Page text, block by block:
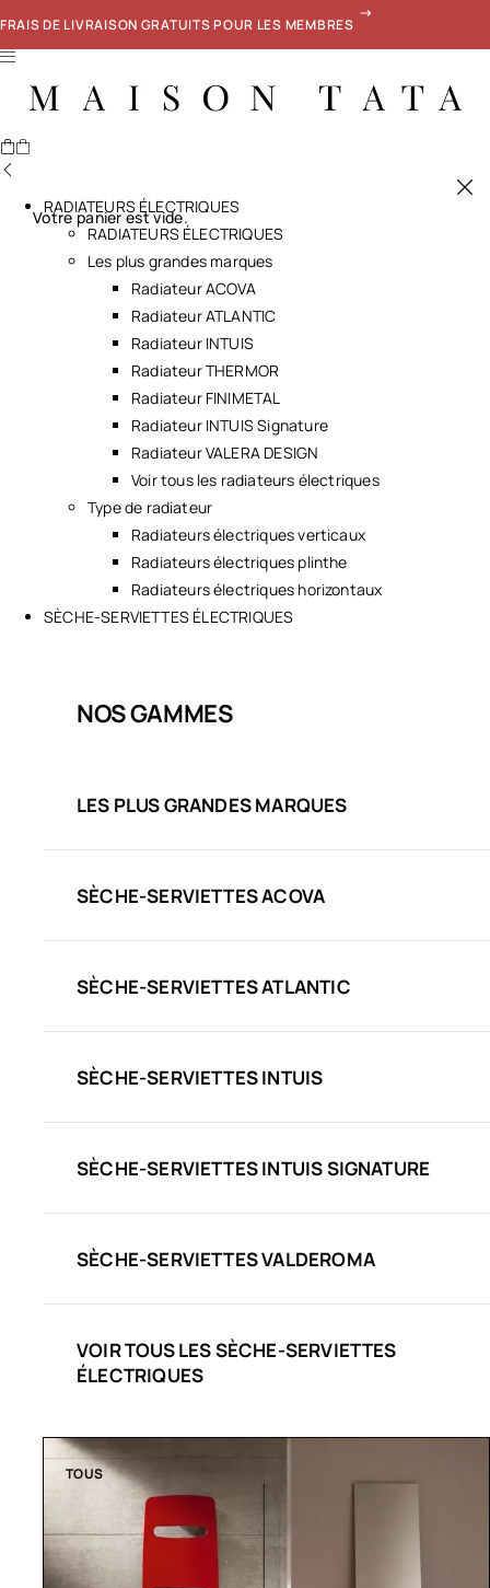
FRAIS DE LIVRAISON GRATUITS POUR LES MEMBRES
Votre panier est vide.
RADIATEURS ÉLECTRIQUES
RADIATEURS ÉLECTRIQUES
Les plus grandes marques
Radiateur ACOVA
Radiateur ATLANTIC
Radiateur INTUIS
Radiateur THERMOR
Radiateur FINIMETAL
Radiateur INTUIS Signature
Radiateur VALERA DESIGN
Voir tous les radiateurs électriques
Type de radiateur
Radiateurs électriques verticaux
Radiateurs électriques plinthe
Radiateurs électriques horizontaux
SÈCHE-SERVIETTES ÉLECTRIQUES
NOS GAMMES
LES PLUS GRANDES MARQUES
SÈCHE-SERVIETTES ACOVA
SÈCHE-SERVIETTES ATLANTIC
SÈCHE-SERVIETTES INTUIS
SÈCHE-SERVIETTES INTUIS SIGNATURE
SÈCHE-SERVIETTES VALDEROMA
VOIR TOUS LES SÈCHE-SERVIETTES
ÉLECTRIQUES
TOUS